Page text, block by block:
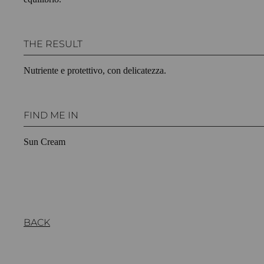
THE RESULT
Nutriente e protettivo, con delicatezza.
FIND ME IN
Sun Cream
BACK